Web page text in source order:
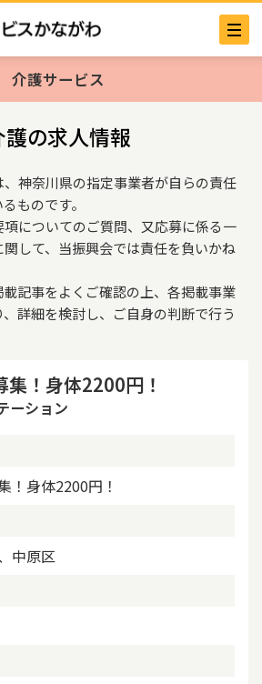
介護サービス
護の求人情報
神奈川県の指定事業者が自らの責任
ものです。
についてのご質問、又応募に係る一
して、当振興会では責任を負いかね
記事をよくご確認の上、各掲載事業
詳細を検討し、ご自身の判断で行う
集！身体2200円！
ーション
！身体2200円！
中原区